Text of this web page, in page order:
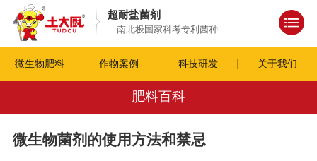
超耐盐菌剂
—南北极国家科考专利菌种—
微生物肥料 作物案例 科技研发 关于我们
肥料百科
微生物菌剂的使用方法和禁忌